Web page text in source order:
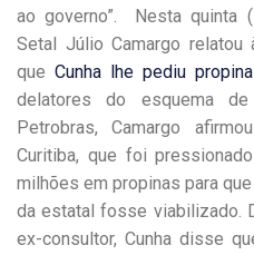
ao governo”. Nesta quinta
Setal Júlio Camargo
queCunha lhe pediu
delatores do esquema
Petrobras, Camargo
Curitiba, que foi
milhões em propinas para
da estatal fosse viabilizado.
ex-consultor, Cunha disse